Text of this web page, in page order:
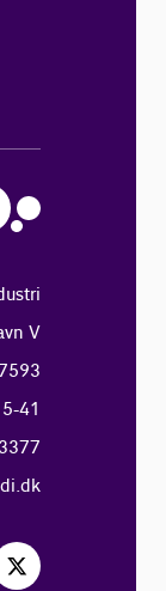
V
41